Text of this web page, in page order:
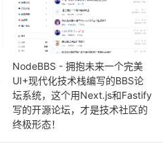
NodeBBS - 拥抱未来一个完美
UI+现代化技术栈编写的BBS论
坛系统，这个用Next.js和Fastify
写的开源论坛，才是技术社区的
终极形态！